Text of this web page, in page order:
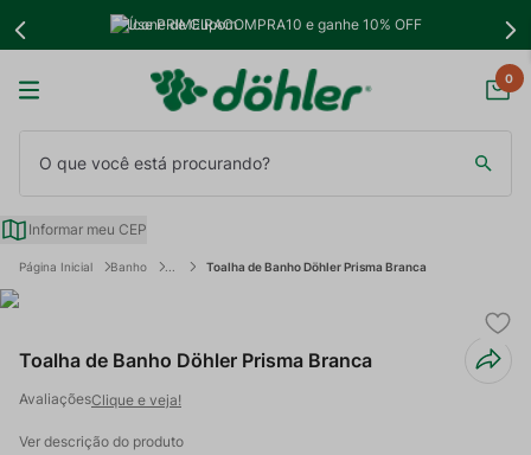
Use PRIMEIRACOMPRA10 e ganhe 10% OFF
0
Informar meu CEP
Banho Toalha de Banho Döhler Prisma Branca
Toalha de Banho Döhler Prisma Branca
Clique e veja!
Ver descrição do produto